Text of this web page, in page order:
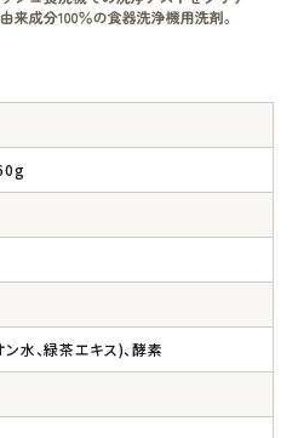
水、緑茶エキス)、酵素